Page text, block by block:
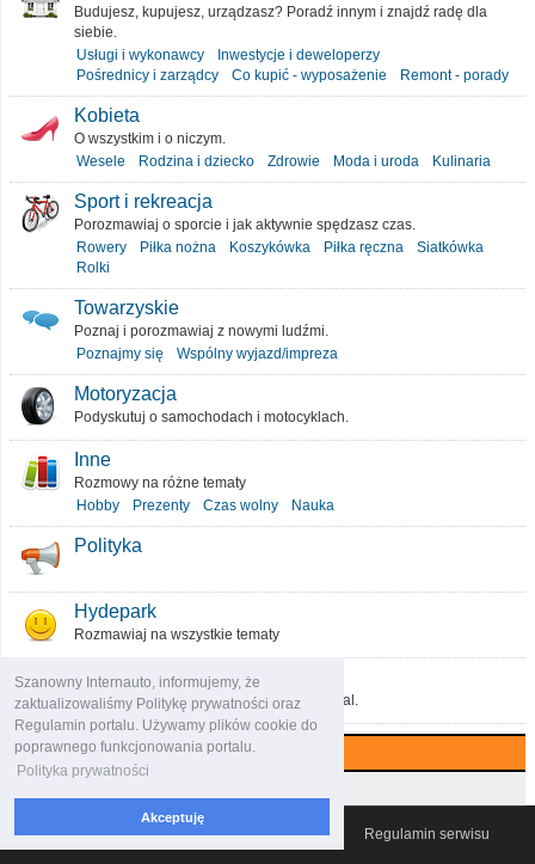
Szanowny Internauto, informujemy, że
zaktualizowaliśmy Politykę prywatności oraz
Regulamin portalu. Używamy plików cookie do
poprawnego funkcjonowania portalu.
Polityka prywatności
Akceptuję
Budujesz, kupujesz, urządzasz? Poradź innym i znajdź radę dla
siebie.
Usługi i wykonawcy
Inwestycje i deweloperzy
Pośrednicy i zarządcy
Co kupić - wyposażenie Remont - porady
Kobieta
O wszystkim i o niczym.
Wesele
Rodzina i dziecko Zdrowie Moda i uroda Kulinaria
Sport i rekreacja
Porozmawiaj o sporcie i jak aktywnie spędzasz czas.
Rowery
Piłka nożna Koszykówka Piłka ręczna
Siatkówka
Rolki
Towarzyskie
Poznaj i porozmawiaj z nowymi ludźmi.
Poznajmy się
Wspólny wyjazd/impreza
Motoryzacja
Podyskutuj o samochodach i motocyklach.
Inne
Rozmowy na różne tematy
Hobby
Prezenty Czas wolny Nauka
Polityka
Hydepark
Rozmawiaj na wszystkie tematy
O portalu
Podziel się pomysłami, które ulepszą portal.
Najczęściej komentowane (7 dni)
© 2007-2026 Włocławski Portal informacyjny Regulamin serwisu